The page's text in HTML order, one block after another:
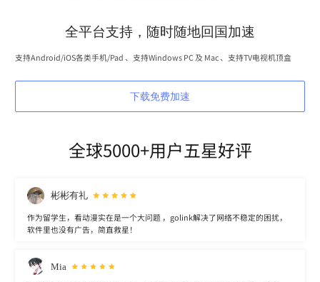
全平台支持，随时随地回国加速
支持Android/iOS各类手机/Pad 、支持Windows PC 及 Mac 、支持TV电视机顶盒
下载免费加速
全球5000+用户五星好评
彬彬有礼
作为留学生，看动漫实在是一个大问题 ，golink解决了网络不稳定的困扰，
软件里也没有广告，简直救星！
Mia